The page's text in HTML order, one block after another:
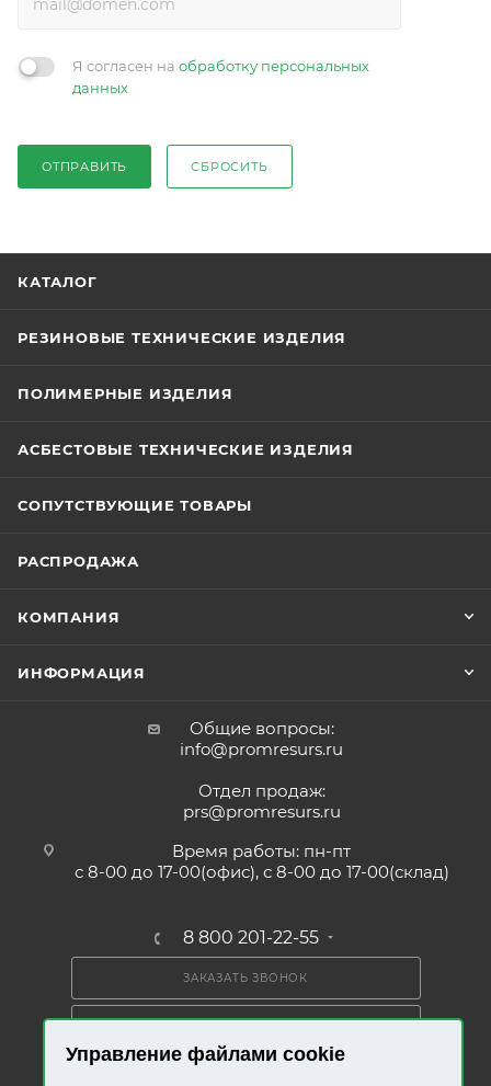
Управление файлами cookie
Я согласен на обработку персональных
данных
ОТПРАВИТЬ СБРОСИТЬ
КАТАЛОГ
РЕЗИНОВЫЕ ТЕХНИЧЕСКИЕ ИЗДЕЛИЯ
ПОЛИМЕРНЫЕ ИЗДЕЛИЯ
АСБЕСТОВЫЕ ТЕХНИЧЕСКИЕ ИЗДЕЛИЯ
СОПУТСТВУЮЩИЕ ТОВАРЫ
РАСПРОДАЖА
КОМПАНИЯ
ИНФОРМАЦИЯ
Общие вопросы:
info@promresurs.ru
Отдел продаж:
prs@promresurs.ru
Время работы: пн-пт
с 8-00 до 17-00(офис), с 8-00 до 17-00(склад)
8 800 201-22-55
ЗАКАЗАТЬ ЗВОНОК